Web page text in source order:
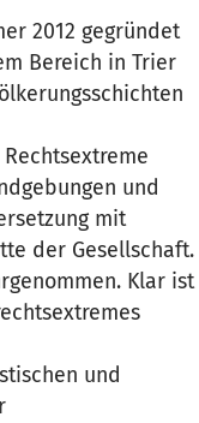
2012 gegründet
Bereich in Trier
und
mit
der Gesellschaft.
Klar ist
und